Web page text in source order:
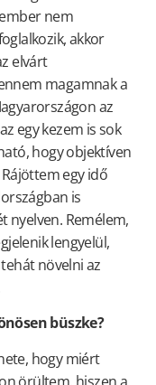
nem
akkor
elvárt
magamnak a
az
egy kezem is sok
hogy objektíven
egy idő
is
nyelven. Remélem,
lengyelül,
növelni az
büszke?
hogy miért